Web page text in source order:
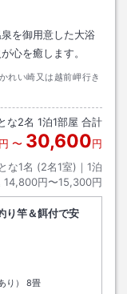
を御用意した大浴
心を癒します。
れい崎又は越前岬行き
な2名 1泊1部屋 合計
円 〜 30,600円
な1名 (2名1室)｜ 1泊
14,800円〜15,300円
竿＆餌付で安
）
8畳